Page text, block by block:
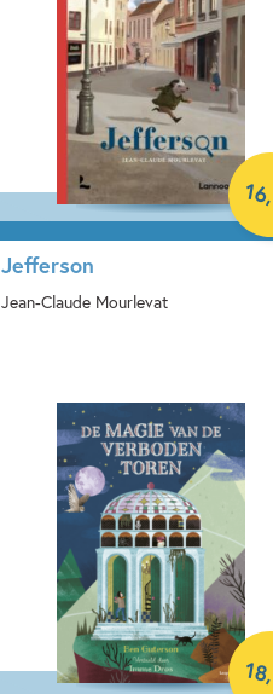
Jefferson
Jean-Claude Mourlevat
16
18